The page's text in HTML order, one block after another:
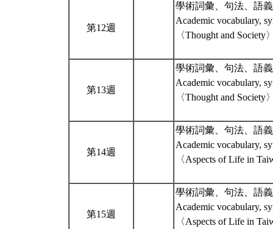
第12週
學術詞彙、句法、語
Academic vocabulary,
〈Thought and Society
第13週
學術詞彙、句法、語
Academic vocabulary,
〈Thought and Society
第14週
學術詞彙、句法、語
Academic vocabulary,
〈Aspects of Life in
第15週
學術詞彙、句法、語
Academic vocabulary,
〈Aspects of Life in